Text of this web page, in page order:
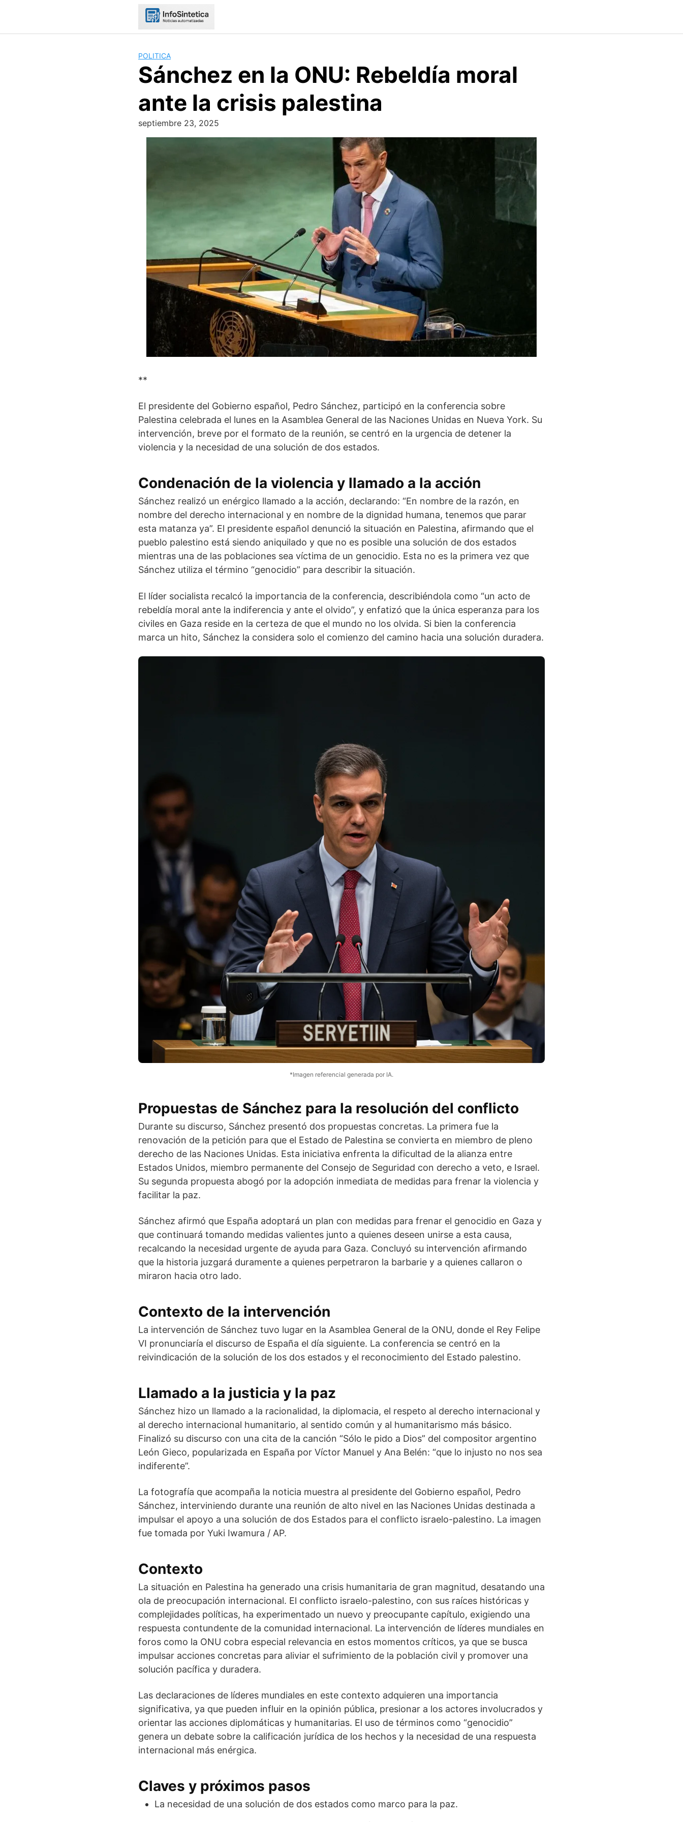
POLITICA
Sánchez en la ONU: Rebeldía moral
ante la crisis palestina
septiembre 23, 2025
**
El presidente del Gobierno español, Pedro Sánchez, participó en la conferencia sobre
Palestina celebrada el lunes en la Asamblea General de las Naciones Unidas en Nueva York. Su
intervención, breve por el formato de la reunión, se centró en la urgencia de detener la
violencia y la necesidad de una solución de dos estados.
Condenación de la violencia y llamado a la acción
Sánchez realizó un enérgico llamado a la acción, declarando: “En nombre de la razón, en
nombre del derecho internacional y en nombre de la dignidad humana, tenemos que parar
esta matanza ya”. El presidente español denunció la situación en Palestina, afirmando que el
pueblo palestino está siendo aniquilado y que no es posible una solución de dos estados
mientras una de las poblaciones sea víctima de un genocidio. Esta no es la primera vez que
Sánchez utiliza el término “genocidio” para describir la situación.
El líder socialista recalcó la importancia de la conferencia, describiéndola como “un acto de
rebeldía moral ante la indiferencia y ante el olvido”, y enfatizó que la única esperanza para los
civiles en Gaza reside en la certeza de que el mundo no los olvida. Si bien la conferencia
marca un hito, Sánchez la considera solo el comienzo del camino hacia una solución duradera.
*Imagen referencial generada por IA.
Propuestas de Sánchez para la resolución del conflicto
Durante su discurso, Sánchez presentó dos propuestas concretas. La primera fue la
renovación de la petición para que el Estado de Palestina se convierta en miembro de pleno
derecho de las Naciones Unidas. Esta iniciativa enfrenta la dificultad de la alianza entre
Estados Unidos, miembro permanente del Consejo de Seguridad con derecho a veto, e Israel.
Su segunda propuesta abogó por la adopción inmediata de medidas para frenar la violencia y
facilitar la paz.
Sánchez afirmó que España adoptará un plan con medidas para frenar el genocidio en Gaza y
que continuará tomando medidas valientes junto a quienes deseen unirse a esta causa,
recalcando la necesidad urgente de ayuda para Gaza. Concluyó su intervención afirmando
que la historia juzgará duramente a quienes perpetraron la barbarie y a quienes callaron o
miraron hacia otro lado.
Contexto de la intervención
La intervención de Sánchez tuvo lugar en la Asamblea General de la ONU, donde el Rey Felipe
VI pronunciaría el discurso de España el día siguiente. La conferencia se centró en la
reivindicación de la solución de los dos estados y el reconocimiento del Estado palestino.
Llamado a la justicia y la paz
Sánchez hizo un llamado a la racionalidad, la diplomacia, el respeto al derecho internacional y
al derecho internacional humanitario, al sentido común y al humanitarismo más básico.
Finalizó su discurso con una cita de la canción “Sólo le pido a Dios” del compositor argentino
León Gieco, popularizada en España por Víctor Manuel y Ana Belén: “que lo injusto no nos sea
indiferente”.
La fotografía que acompaña la noticia muestra al presidente del Gobierno español, Pedro
Sánchez, interviniendo durante una reunión de alto nivel en las Naciones Unidas destinada a
impulsar el apoyo a una solución de dos Estados para el conflicto israelo-palestino. La imagen
fue tomada por Yuki Iwamura / AP.
Contexto
La situación en Palestina ha generado una crisis humanitaria de gran magnitud, desatando una
ola de preocupación internacional. El conflicto israelo-palestino, con sus raíces históricas y
complejidades políticas, ha experimentado un nuevo y preocupante capítulo, exigiendo una
respuesta contundente de la comunidad internacional. La intervención de líderes mundiales en
foros como la ONU cobra especial relevancia en estos momentos críticos, ya que se busca
impulsar acciones concretas para aliviar el sufrimiento de la población civil y promover una
solución pacífica y duradera.
Las declaraciones de líderes mundiales en este contexto adquieren una importancia
significativa, ya que pueden influir en la opinión pública, presionar a los actores involucrados y
orientar las acciones diplomáticas y humanitarias. El uso de términos como “genocidio”
genera un debate sobre la calificación jurídica de los hechos y la necesidad de una respuesta
internacional más enérgica.
Claves y próximos pasos
La necesidad de una solución de dos estados como marco para la paz.